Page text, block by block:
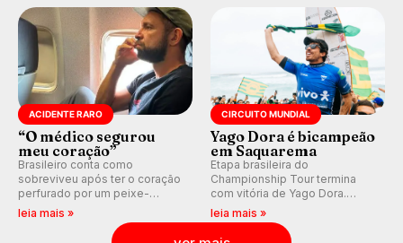
ondas para até 16 dias.
ACIDENTE RARO
“O médico segurou
meu coração”
Brasileiro conta como
sobreviveu após ter o coração
perfurado por um peixe-
agulha enquanto surfava na
leia mais »
CIRCUITO MUNDIAL
Yago Dora é bicampeão
em Saquarema
Etapa brasileira do
Championship Tour termina
com vitória de Yago Dora.
Sawyer Lindblad vence entre
as mulheres e Leonardo
Fioravanti assume liderança do
leia mais »